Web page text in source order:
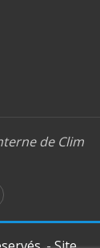
de Clim